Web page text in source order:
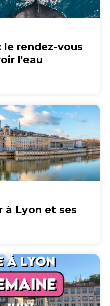
le rendez-vous
l'eau
à Lyon et ses